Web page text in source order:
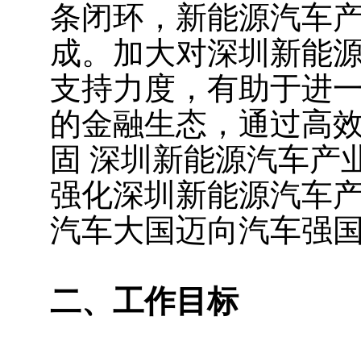
条闭环，新能源汽车
成。加大对深圳新能
支持力度，有助于进
的金融生态，通过高
固 深圳新能源汽车产
强化深圳新能源汽车
汽车大国迈向汽车强
二、工作目标